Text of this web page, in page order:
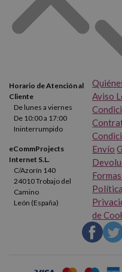
Horario de Atención al
Cliente
De lunes a viernes
De 10:00 a 17:00
Ininterrumpido
eCommProjects
Internet S.L.
C/Azorín 140
24010 Trobajo del
Camino
León (España)
Aviso
Envío
de